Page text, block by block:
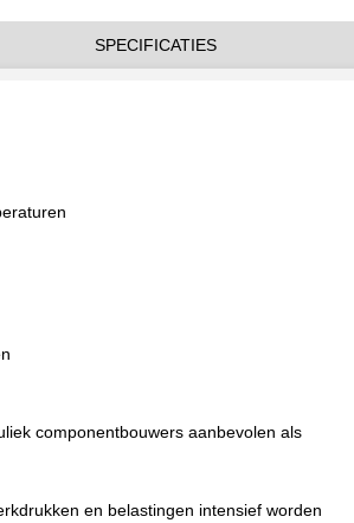
SPECIFICATIES
componentbouwers aanbevolen als
en belastingen intensief worden